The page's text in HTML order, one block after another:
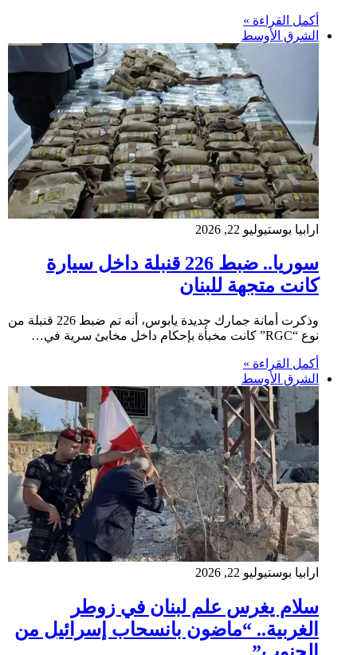
أكمل القراءة »
الشرق الأوسط
ارابيا بوستيوليو 22, 2026
سوريا.. ضبط 226 قنبلة داخل سيارة
كانت متجهة للبنان
وذكرت أمانة جمارك جديدة يابوس، أنه تم ضبط 226 قنبلة من
نوع “RGC” كانت مخبأة بإحكام داخل مخابئ سرية في…
أكمل القراءة »
الشرق الأوسط
ارابيا بوستيوليو 22, 2026
سلام يغرس علم لبنان في زوطر
الغربية.. “ماضون بانسحاب إسرائيل من